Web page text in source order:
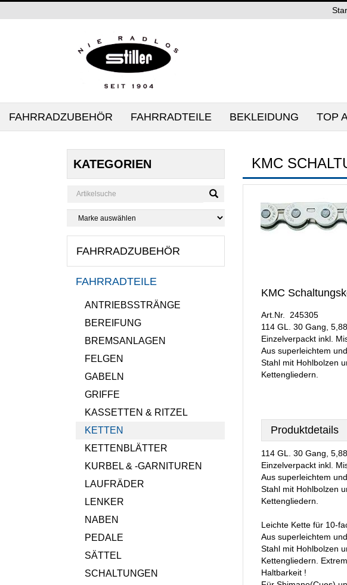
FAHRRADZUBEHÖR FAHRRADTEILE BEKLEIDUNG TOP
KATEGORIEN
FAHRRADZUBEHÖR
FAHRRADTEILE
ANTRIEBSSTRÄNGE
BEREIFUNG
BREMSANLAGEN
FELGEN
GABELN
GRIFFE
KASSETTEN & RITZEL
KETTEN
KETTENBLÄTTER
KURBEL & -GARNITUREN
LAUFRÄDER
LENKER
NABEN
PEDALE
SÄTTEL
SCHALTUNGEN
KMC
KMC
Art.Nr. 245305
114 GL. 30 Gang,
Einzelverpackt inkl.
Aus superleichtem
Stahl mit Hohlbolzen
Kettengliedern.
Produktdetails
114 GL. 30 Gang,
Einzelverpackt inkl.
Aus superleichtem
Stahl mit Hohlbolzen
Kettengliedern.
Leichte Kette für 10-
Aus superleichtem
Stahl mit Hohlbolzen
Kettengliedern.
Haltbarkeit !